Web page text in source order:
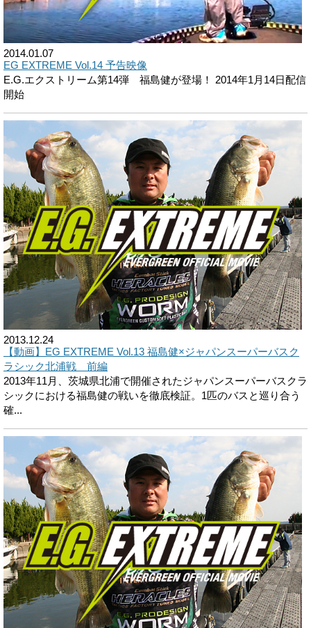
2014.01.07
EG EXTREME Vol.14 予告映像
E.G.エクストリーム第14弾 福島健が登場！ 2014年1月14日配信
開始
2013.12.24
【動画】EG EXTREME Vol.13 福島健×ジャパンスーパーバスク
ラシック北浦戦 前編
2013年11月、茨城県北浦で開催されたジャパンスーパーバスクラ
シックにおける福島健の戦いを徹底検証。1匹のバスと巡り合う
確...